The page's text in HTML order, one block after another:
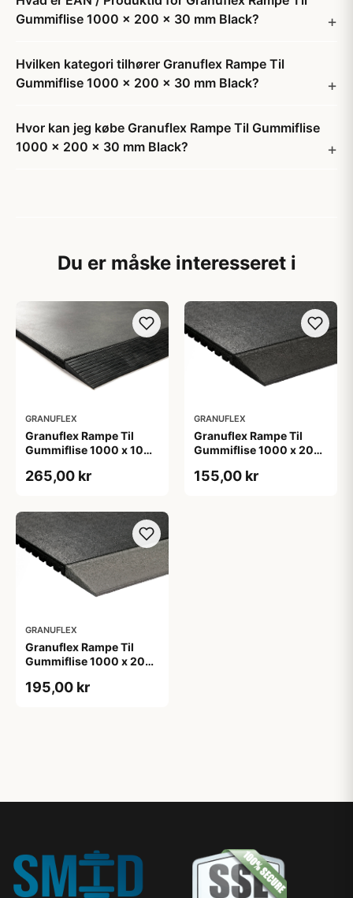
Gummiflise 1000 x 200 x 30 mm Black?
Hvilken kategori tilhører Granuflex Rampe Til
Gummiflise 1000 x 200 x 30 mm Black?
Hvor kan jeg købe Granuflex Rampe Til Gummiflise
1000 x 200 x 30 mm Black?
Du er måske interesseret i
GRANUFLEX
Granuflex Rampe Til
Gummiflise 1000 x 100
265,00 kr
GRANUFLEX
Granuflex Rampe Til
Gummiflise 1000 x 200
155,00 kr
GRANUFLEX
Granuflex Rampe Til
Gummiflise 1000 x 200
195,00 kr